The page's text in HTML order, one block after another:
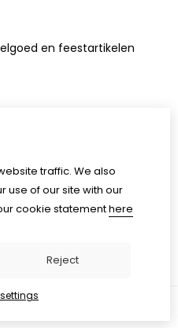
en feestartikelen
traffic. We also
use of our site with our
cookie statementhere
Reject